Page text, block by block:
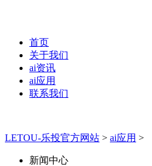
首页
关于我们
ai资讯
ai应用
联系我们
LETOU-乐投官方网站 > ai应用 >
新闻中心